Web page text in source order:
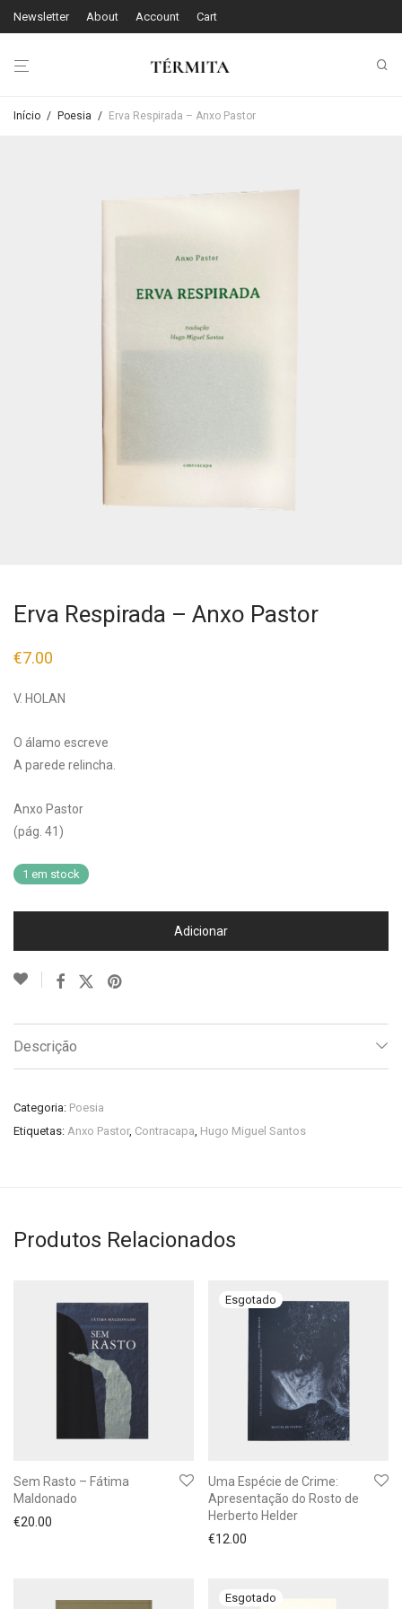
Newsletter About Account Cart
Início / Poesia / Erva Respirada – Anxo Pastor
Erva Respirada – Anxo Pastor
€7.00
V. HOLAN
O álamo escreve
A parede relincha.
Anxo Pastor
(pág. 41)
1 em stock
Adicionar
Descrição
Categoria: Poesia
Etiquetas: Anxo Pastor, Contracapa, Hugo Miguel Santos
Produtos Relacionados
Sem Rasto – Fátima
Maldonado
€20.00
Uma Espécie de Crime:
Apresentação do Rosto de
Herberto Helder
€12.00